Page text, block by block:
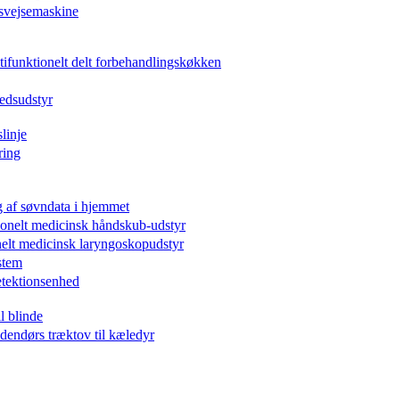
delt forbehandlingskøkken
søvndata i hjemmet
medicinsk håndskub-udstyr
medicinsk laryngoskopudstyr
blinde
træktov til kæledyr